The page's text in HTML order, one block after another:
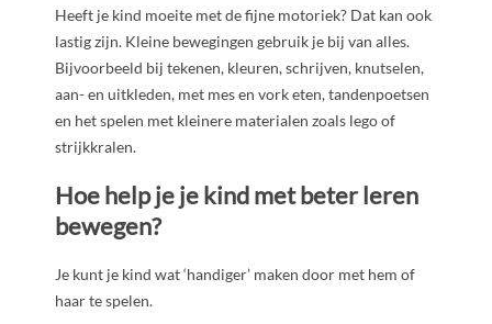
Heeft je kind moeite met de fijne motoriek? Dat kan ook
lastig zijn. Kleine bewegingen gebruik je bij van alles.
Bijvoorbeeld bij tekenen, kleuren, schrijven, knutselen,
aan- en uitkleden, met mes en vork eten, tandenpoetsen
en het spelen met kleinere materialen zoals lego of
strijkkralen.
Hoe help je je kind met beter leren
bewegen?
Je kunt je kind wat ‘handiger’ maken door met hem of
haar te spelen.